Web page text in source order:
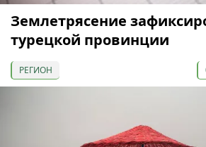
Землетрясение
турецкой провинции
РЕГИОН